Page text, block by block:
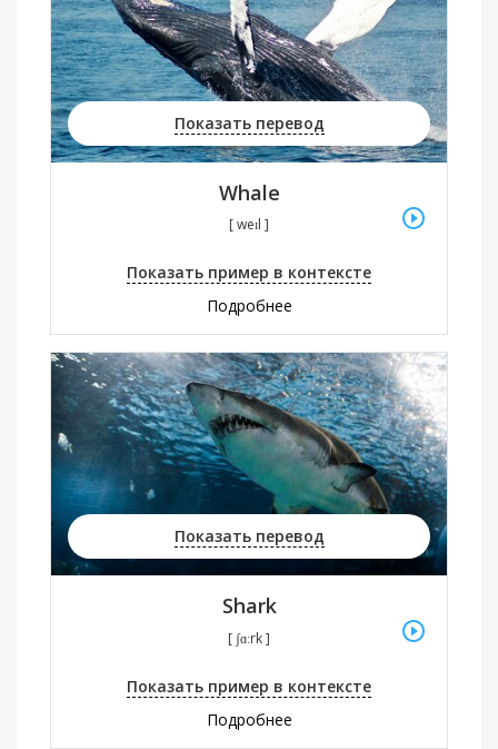
Показать перевод
Whale
[ weɪl ]
Показать пример в контексте
Подробнее
Показать перевод
Shark
[ ʃɑːrk ]
Показать пример в контексте
Подробнее